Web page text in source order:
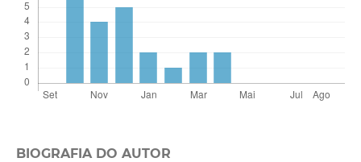
BIOGRAFIA DO AUTOR